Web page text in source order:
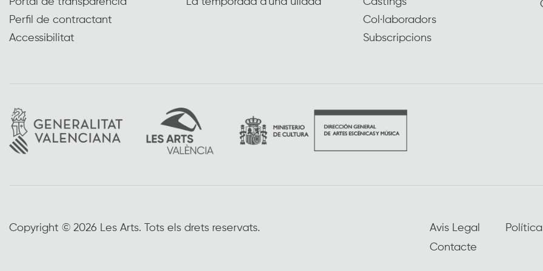
Perfil de contractant
Accessibilitat
Col·laboradors
Subscripcions
Copyright © 2026 Les Arts. Tots els drets reservats. Avis Legal
Contacte